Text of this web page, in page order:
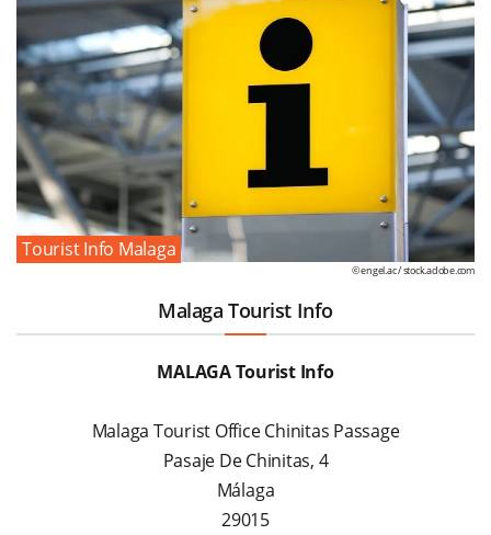
Tourist Info Malaga
© engel.ac /stock.adobe.com
Malaga Tourist Info
MALAGA Tourist Info
Malaga Tourist Office Chinitas Passage
Pasaje De Chinitas, 4
Málaga
29015